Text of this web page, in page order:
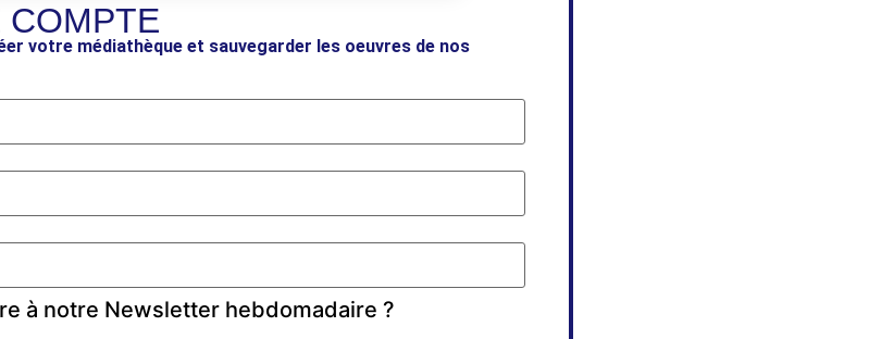
COMPTE
votre médiathèque et sauvegarder les oeuvres de nos
à notre Newsletter hebdomadaire ?